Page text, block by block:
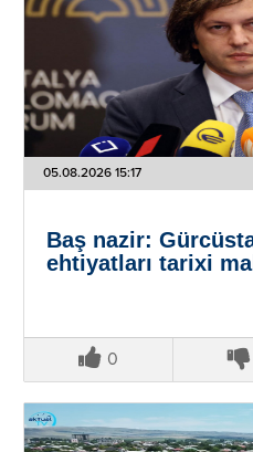
05.08.2026 15:17
Baş nazir:
ehtiyatları tarixi
0